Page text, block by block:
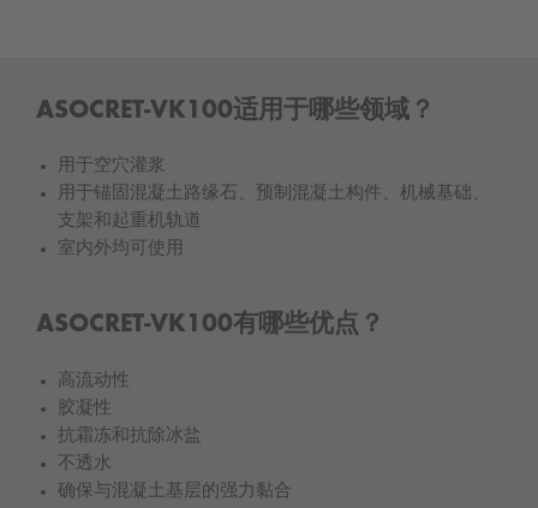
ASOCRET-VK100适用于哪些领域？
用于空穴灌浆
用于锚固混凝土路缘石、预制混凝土构件、机械基础、
支架和起重机轨道
室内外均可使用
ASOCRET-VK100有哪些优点？
高流动性
胶凝性
抗霜冻和抗除冰盐
不透水
确保与混凝土基层的强力黏合